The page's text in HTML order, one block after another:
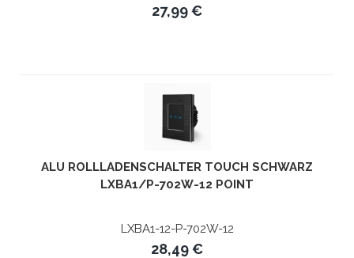
27,99 €
ALU ROLLLADENSCHALTER TOUCH SCHWARZ
LXBA1/P-702W-12 POINT
LXBA1-12-P-702W-12
28,49 €